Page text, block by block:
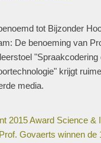
tot Bijzonder
De benoeming van
"Spraakcodering
krijgt
media.
2015 Award Science &
Govaerts winnen de